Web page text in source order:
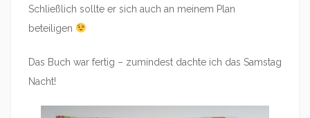
Schließlich sollte er sich auch an meinem Plan
beteiligen
Das Buch war fertig – zumindest dachte ich das Samstag
Nacht!